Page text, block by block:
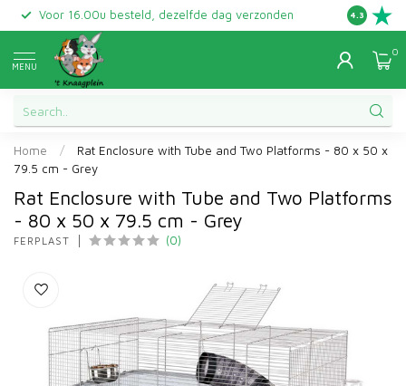
Voor 16.00u besteld, dezelfde dag verzonden Gratis
4.3
MENU
0
Home /
Rat Enclosure with Tube and Two Platforms - 80 x 50 x
79.5 cm - Grey
Rat Enclosure with Tube and Two Platforms
- 80 x 50 x 79.5 cm - Grey
FERPLAST (0)